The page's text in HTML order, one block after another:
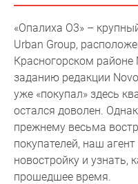
Коммерческие
помещения
Продавцы
застройщики
Панорамы
новостроек
Видеообзор
новостроек
Экспертиза
новостроек
«Опалиха О3» –
Urban Group,
Красногорском
заданию редакции
уже «покупал» здесь
остался доволен.
прежнему весьма
покупателей, наш
новостройку и узнать,
прошедшее время.